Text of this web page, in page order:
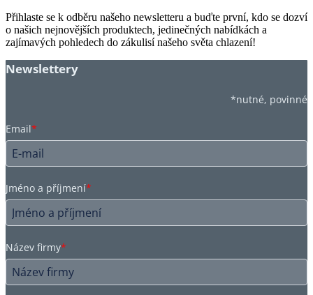
Přihlaste se k odběru našeho newsletteru a buďte první, kdo se dozví
o našich nejnovějších produktech, jedinečných nabídkách a
zajímavých pohledech do zákulisí našeho světa chlazení!
Newslettery
*nutné, povinné
Email*
Jméno a příjmení*
Název firmy*